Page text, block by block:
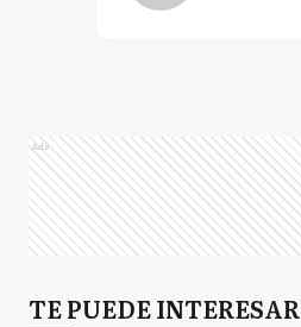
Ads
TE PUEDE INTERESAR